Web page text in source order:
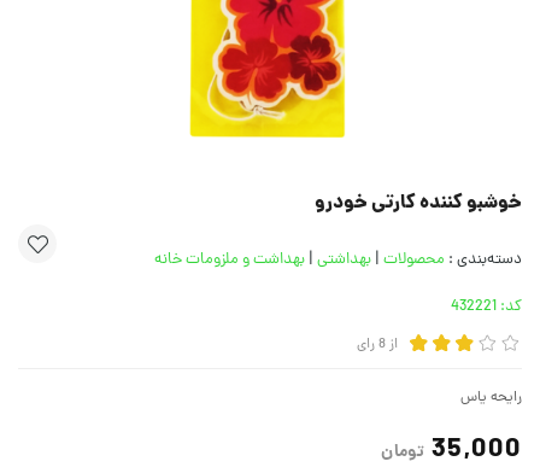
خوشبو کننده کارتی خودرو
دسته‌بندی : محصولات | بهداشتی | بهداشت و ملزومات خانه
کد:
از8رای
رایحه یاس
35,000 تومان